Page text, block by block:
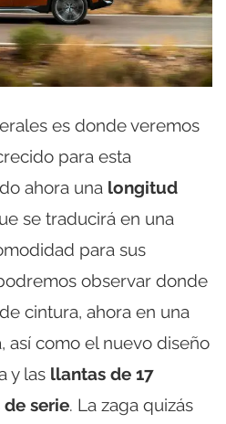
es donde veremos
para esta
ahora una longitud
se traducirá en una
para sus
observar donde
cintura, ahora en una
así como el nuevo diseño
y las llantas de 17
serie. La zaga quizás